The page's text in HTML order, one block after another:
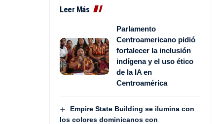
Leer Más
Parlamento
Centroamericano pidió
fortalecer la inclusión
indígena y el uso ético
de la IA en
Centroamérica
Empire State Building se ilumina con
los colores dominicanos con